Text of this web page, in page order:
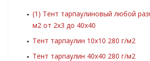
(1) Тент тарпаулиновый любой
м2 от 2х3 до 40х40
Тент тарпаулин 10х10 280 г/м2
Тент тарпаулин 40х40 280 г/м2